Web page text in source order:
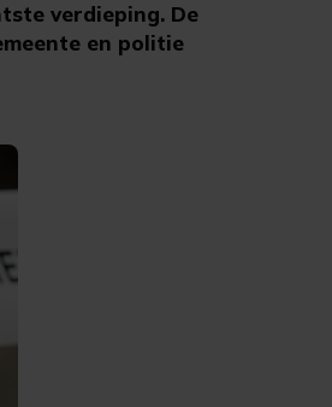
verdieping. De
en politie